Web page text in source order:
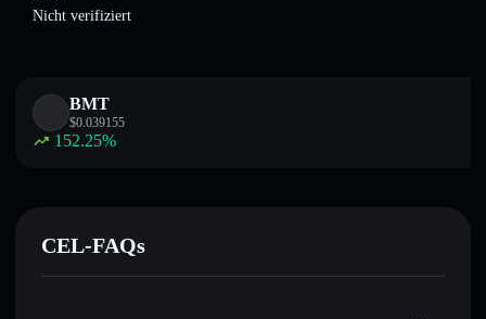
Nicht verifiziert
BMT
$0.039155
152.25%
CEL-FAQs